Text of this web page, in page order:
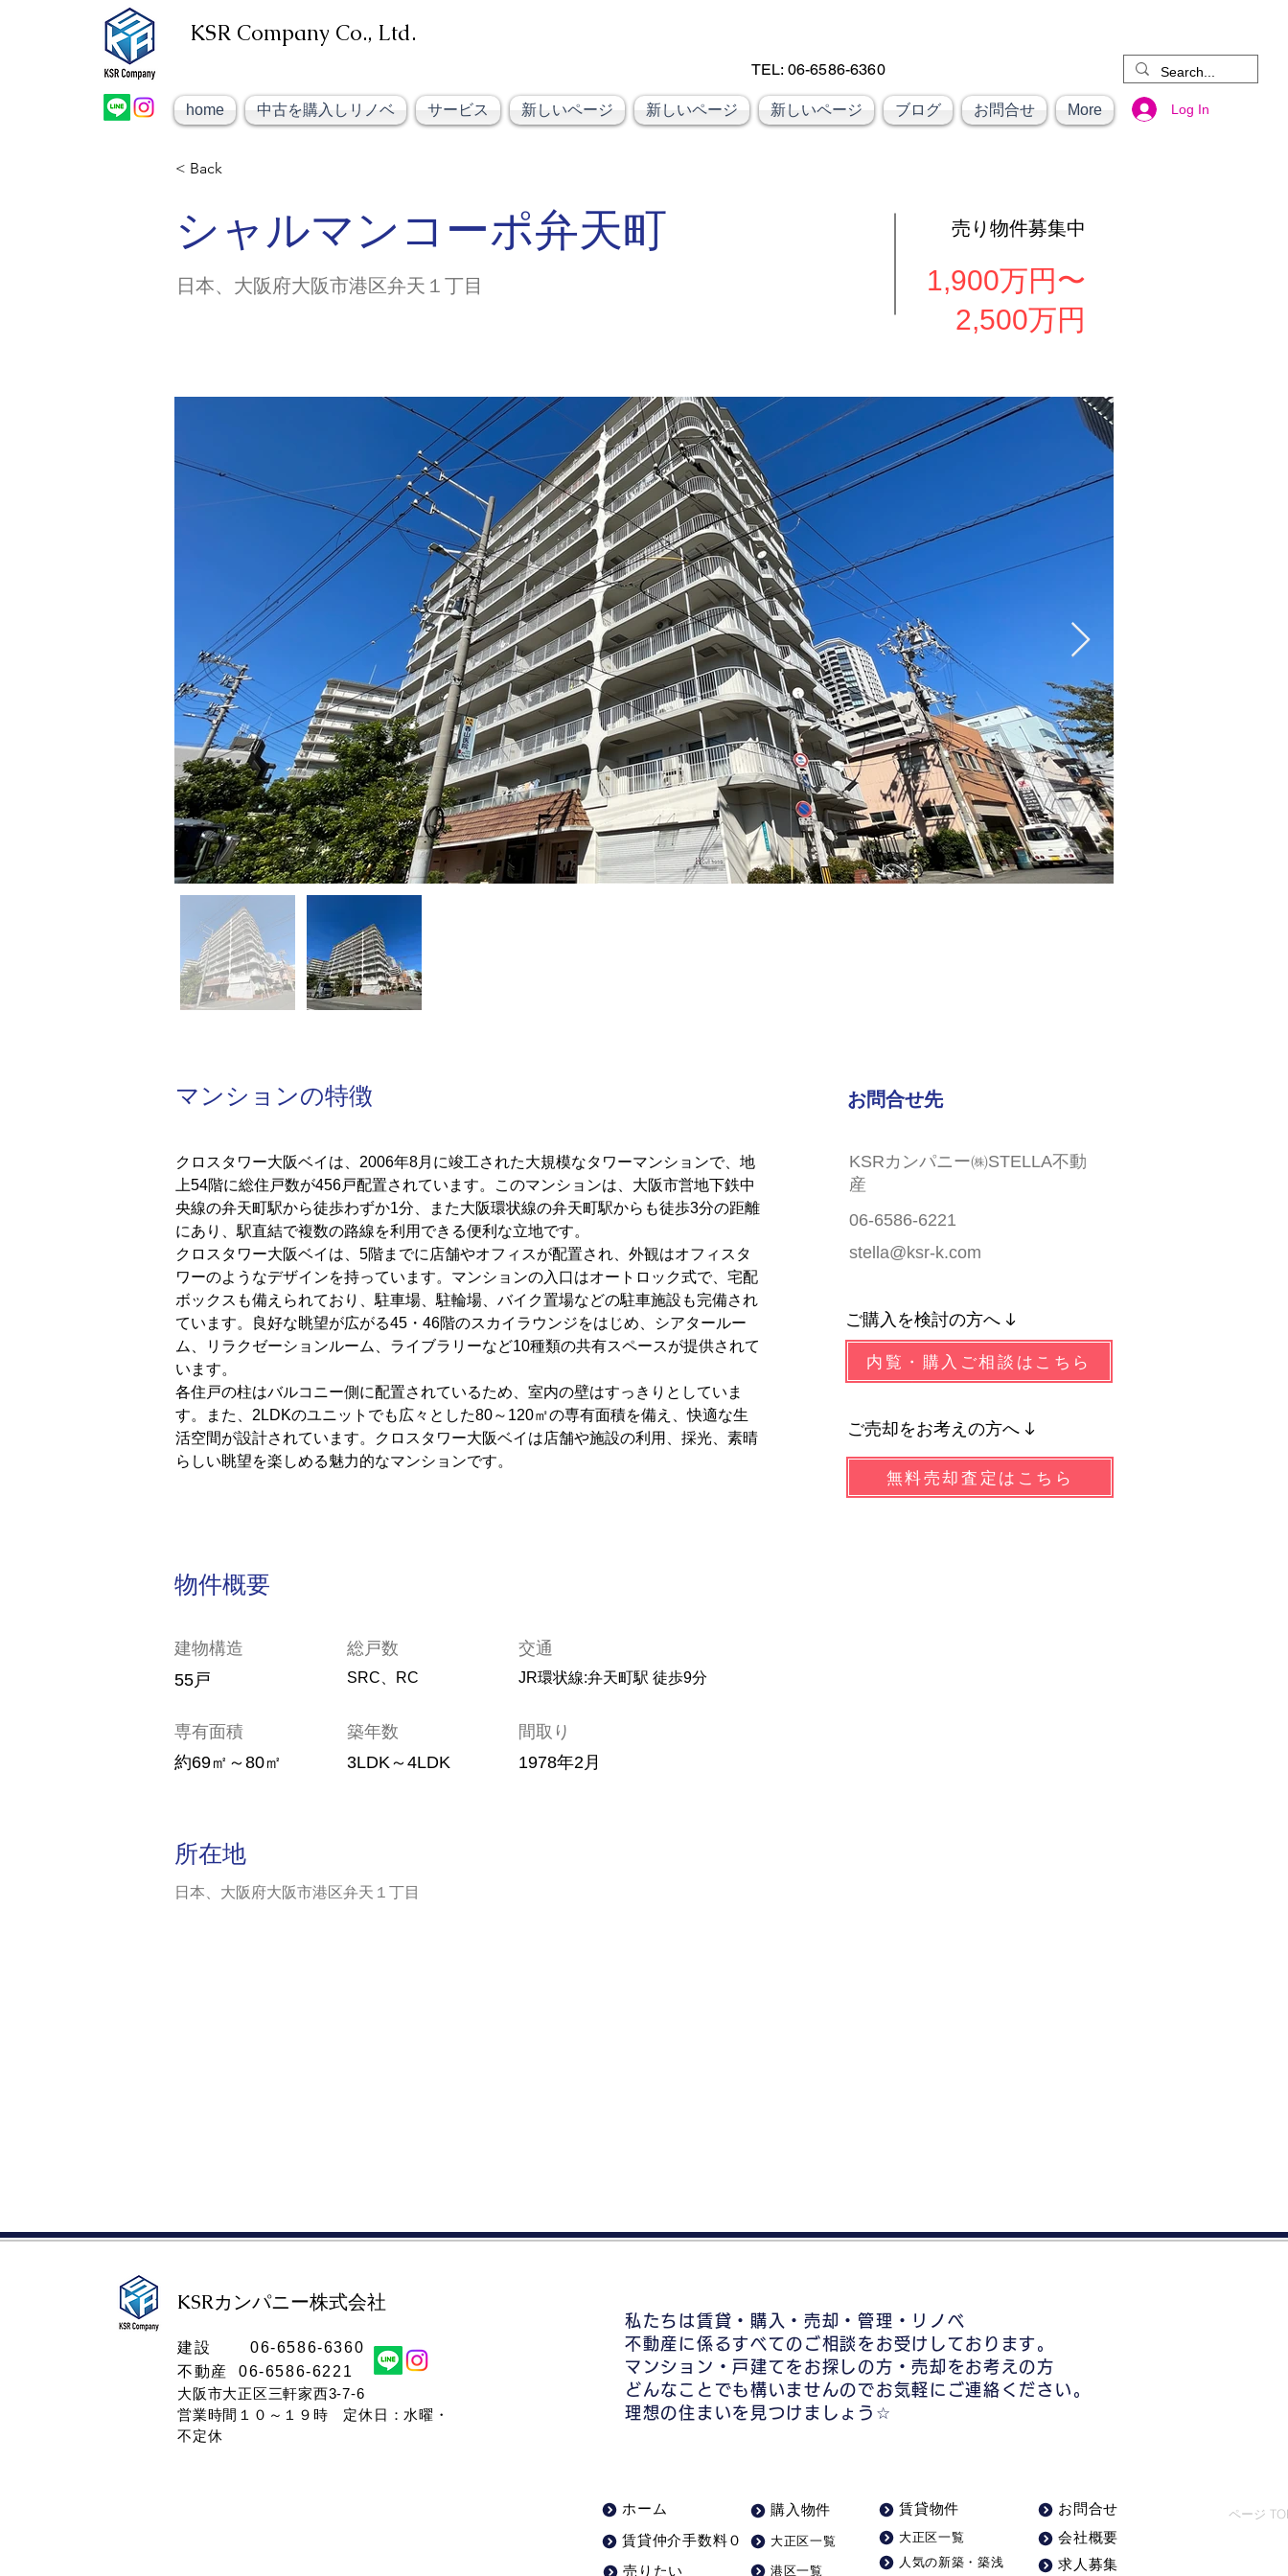
KSR Company Co., Ltd.​
​TEL: 06-6586-6360
home 中古を購入しリノベ サービス 新しいページ 新しいページ 新しいページ ブログ お問合せ More Log In
< Back
シャルマンコーポ弁天町
日本、大阪府大阪市港区弁天１丁目
売り物件募集中
1,900万円〜
2,500万円
​マンションの特徴
クロスタワー大阪ベイは、2006年8月に竣工された大規模なタワーマンションで、地
上54階に総住戸数が456戸配置されています。このマンションは、大阪市営地下鉄中
央線の弁天町駅から徒歩わずか1分、また大阪環状線の弁天町駅からも徒歩3分の距離
にあり、駅直結で複数の路線を利用できる便利な立地です。
クロスタワー大阪ベイは、5階までに店舗やオフィスが配置され、外観はオフィスタ
ワーのようなデザインを持っています。マンションの入口はオートロック式で、宅配
ボックスも備えられており、駐車場、駐輪場、バイク置場などの駐車施設も完備され
ています。
良好な眺望が広がる45・46階のスカイラウンジをはじめ、シアタールー
ム、リラクゼーションルーム、ライブラリーなど10種類の共有スペースが提供されて
います。
各住戸の柱はバルコニー側に配置されているため、室内の壁はすっきりとしていま
す。また、2LDKのユニットでも広々とした80～120㎡の専有面積を備え、快適な生
活空間が設計されています。クロスタワー大阪ベイは店舗や施設の利用、採光、素晴
らしい眺望を楽しめる魅力的なマンションです。
お問合せ先
KSRカンパニー㈱STELLA不動
産
06-6586-6221
stella@ksr-k.com
ご購入を検討の方へ ↓
内覧・購入ご相談はこちら
ご売却をお考えの方へ ↓
無料売却査定はこちら
物件概要
建物構造
55戸
総戸数
SRC、RC
交通
JR環状線:弁天町駅 徒歩9分
専有面積
約69㎡～80㎡
築年数
3LDK～4LDK
間取り
1978年2月
所在地
日本、大阪府大阪市港区弁天１丁目
KSRカンパニー株式会社​
​建設 06-6586-6360
不動産 06-6586-6221
大阪市大正区三軒家西3-7-6
営業時間１０～１９時​ 定休日：水曜・
不定休
私たちは賃貸・購入・売却・管理・リノベ
不動産に係るすべてのご相談をお受けしております。
マンション・戸建てをお探しの方・売却をお考えの方
どんなことでも構いませんのでお気軽にご連絡ください。
理想の住まいを見つけましょう☆
ホーム 購入物件
人気の新築・築浅
お問合せ
会社概要
ページ
売りたい
賃貸物件
賃貸仲介手数料０
求人募集
大正区一覧
大正区一覧
港区一覧